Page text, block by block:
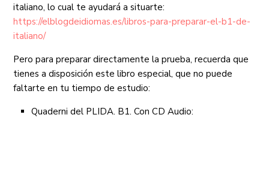
italiano, lo cual te ayudará a situarte:
https://elblogdeidiomas.es/libros-para-preparar-el-b1-de-
italiano/
Pero para preparar directamente la prueba, recuerda que
tienes a disposición este libro especial, que no puede
faltarte en tu tiempo de estudio:
Quaderni del PLIDA. B1. Con CD Audio: